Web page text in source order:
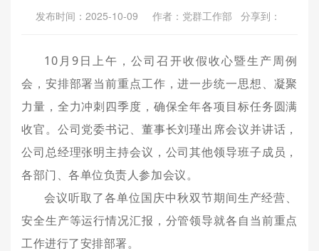
发布时间：2025-10-09 作者：党群工作部 分享到：
10月9日上午，公司召开收假收心暨生产周例
会，安排部署当前重点工作，进一步统一思想、凝聚
力量，全力冲刺四季度，确保全年各项目标任务圆满
收官。公司党委书记、董事长刘瑾出席会议并讲话，
公司总经理张明主持会议，公司其他领导班子成员，
各部门、各单位负责人参加会议。
会议听取了各单位国庆中秋双节期间生产经营、
安全生产等运行情况汇报，分管领导就各自当前重点
工作进行了安排部署。